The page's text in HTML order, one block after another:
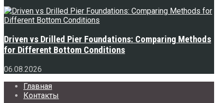
Driven vs Drilled Pier Foundations: Comparing Methods
for Different Bottom Conditions
06.08.2026
Главная
Контакты